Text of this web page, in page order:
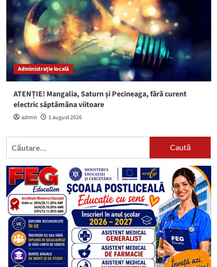
Administrație locală
ATENȚIE! Mangalia, Saturn și Pecineaga, fără curent
electric săptămâna viitoare
admin 1 august 2026
Caută